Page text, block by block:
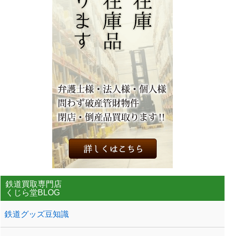
鉄道買取専門店
くじら堂BLOG
鉄道グッズ豆知識